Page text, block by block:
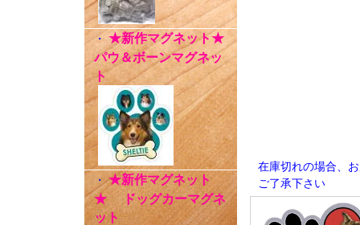
・ ★新作マグネット★
パウ＆ボーンマグネッ
ト
・★新作マグネット
★ ドッグカーマグネ
ット
在庫切れの場合、
ご了承下さい